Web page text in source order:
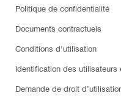
Politique de confidentialité
Documents contractuels
Conditions d'utilisation
Identification des
Demande de droit